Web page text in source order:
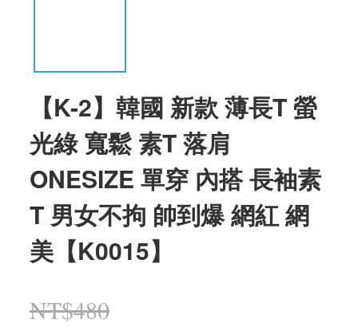
【K-2】韓國 新款 薄長T 螢
光綠 寬鬆 素T 落肩
ONESIZE 單穿 內搭 長袖素
T 男女不拘 帥到爆 網紅 網
美【K0015】
NT$480